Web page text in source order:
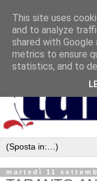
martedì 11
This site uses
and to analyze
shared with
metrics to ensure
statistics, and to